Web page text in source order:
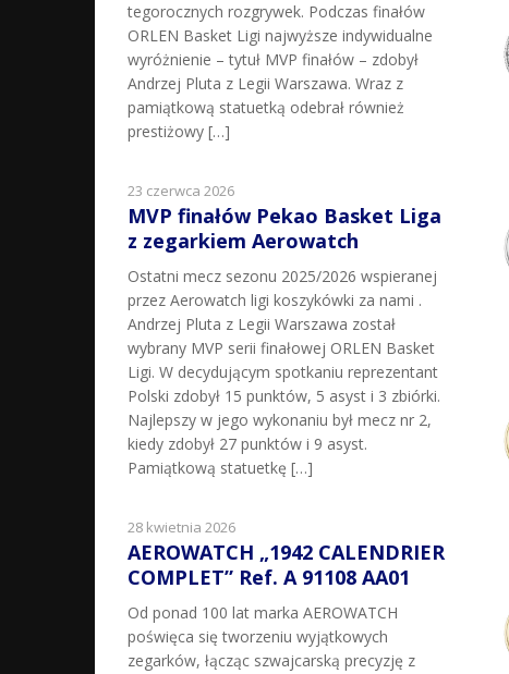
tegorocznych rozgrywek. Podczas finałów
ORLEN Basket Ligi najwyższe indywidualne
wyróżnienie – tytuł MVP finałów – zdobył
Andrzej Pluta z Legii Warszawa. Wraz z
pamiątkową statuetką odebrał również
prestiżowy […]
23 czerwca 2026
MVP finałów Pekao Basket Liga
z zegarkiem Aerowatch
Ostatni mecz sezonu 2025/2026 wspieranej
przez Aerowatch ligi koszykówki za nami .
Andrzej Pluta z Legii Warszawa został
wybrany MVP serii finałowej ORLEN Basket
Ligi. W decydującym spotkaniu reprezentant
Polski zdobył 15 punktów, 5 asyst i 3 zbiórki.
Najlepszy w jego wykonaniu był mecz nr 2,
kiedy zdobył 27 punktów i 9 asyst.
Pamiątkową statuetkę […]
28 kwietnia 2026
AEROWATCH „1942 CALENDRIER
COMPLET” Ref. A 91108 AA01
Od ponad 100 lat marka AEROWATCH
poświęca się tworzeniu wyjątkowych
zegarków, łącząc szwajcarską precyzję z